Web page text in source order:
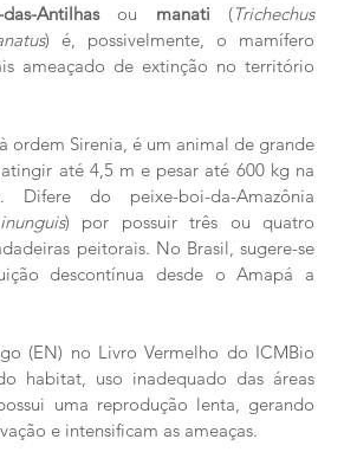
Antilhas ou manati (Trichechus
) é, possivelmente, o mamífero
ameaçado de extinção no território
ordem Sirenia, é um animal de grande
até 4,5 m e pesar até 600 kg na
Difere do peixe-boi-da-Amazônia
) por possuir três ou quatro
peitorais. No Brasil, sugere-se
descontínua desde o Amapá a
(EN) no Livro Vermelho do ICMBio
habitat, uso inadequado das áreas
uma reprodução lenta, gerando
e intensificam as ameaças.